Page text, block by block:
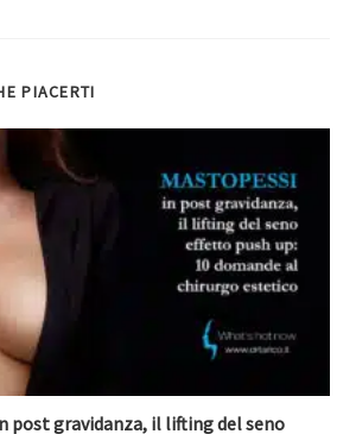
PIACERTI
post gravidanza, il lifting del seno